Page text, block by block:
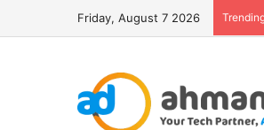
Friday, August 7 2026